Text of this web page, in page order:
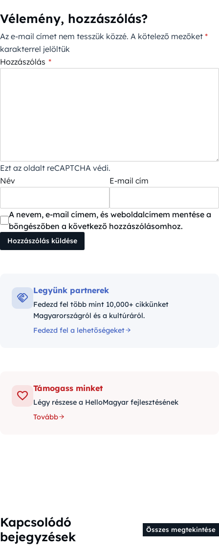
Vélemény, hozzászólás?
Az e-mail címet nem tesszük közzé. A kötelező mezőket *
karakterrel jelöltük
Hozzászólás *
Ezt az oldalt reCAPTCHA védi.
Név
E-mail cím
A nevem, e-mail címem, és weboldalcímem mentése a
böngészőben a következő hozzászólásomhoz.
Legyünk partnerek
Fedezd fel több mint 10,000+ cikkünket
Magyarországról és a kultúráról.
Fedezd fel a lehetőségeket
Támogass minket
Légy részese a HelloMagyar fejlesztésének
Tovább
Kapcsolódó
bejegyzések
Összes megtekintése